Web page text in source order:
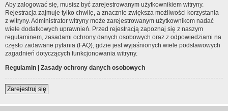
Aby zalogować się, musisz być zarejestrowanym użytkownikiem witryny.
Rejestracja zajmuje tylko chwilę, a znacznie zwiększa możliwości korzystania
z witryny. Administrator witryny może zarejestrowanym użytkownikom nadać
wiele dodatkowych uprawnień. Przed rejestracją zapoznaj się z naszym
regulaminem, zasadami ochrony danych osobowych oraz z odpowiedziami na
często zadawane pytania (FAQ), gdzie jest wyjaśnionych wiele podstawowych
zagadnień dotyczących funkcjonowania witryny.
Regulamin | Zasady ochrony danych osobowych
Zarejestruj się